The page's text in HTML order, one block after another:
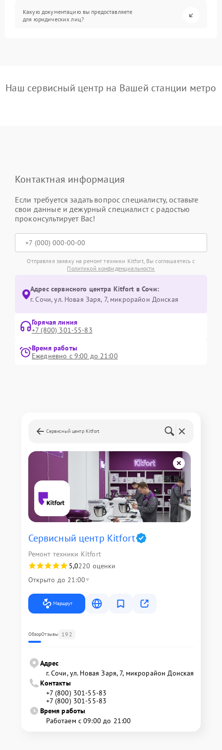
Какую документацию вы предоставляете
для юридических лиц?
Наш сервисный центр на Вашей станции метро
Контактная информация
Если требуется задать вопрос специалисту, оставьте
свои данные и дежурный специалист с радостью
проконсультирует Вас!
Отправляя заявку на ремонт техники Kitfort, Вы соглашаетесь с
Политикой конфиденциальности
Адрес сервисного центра Kitfort в Сочи:
г. Сочи, ул. Новая Заря, 7, микрорайон Донская
Горячая линия
+7 (800) 301-55-83
Время работы
Ежедневно с 9:00 до 21:00
Сервисный центр Kitfort
Сервисный центр Kitfort
Ремонт техники Kitfort
5,0220 оценки
Открыто до 21:00
Маршрут
ОбзорОтзывы 192
Адрес
г. Сочи, ул. Новая Заря, 7, микрорайон Донская
Контакты
+7 (800) 301-55-83
+7 (800) 301-55-83
Время работы
Работаем с 09:00 до 21:00